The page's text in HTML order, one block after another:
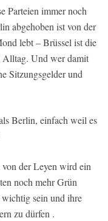
Parteien immer noch
abgehoben ist von der
lebt – Brüssel ist die
Alltag. Und wer damit
Sitzungsgelder und
Berlin, einfach weil es
der Leyen wird ein
noch mehr Grün
sein und ihre
zu dürfen .